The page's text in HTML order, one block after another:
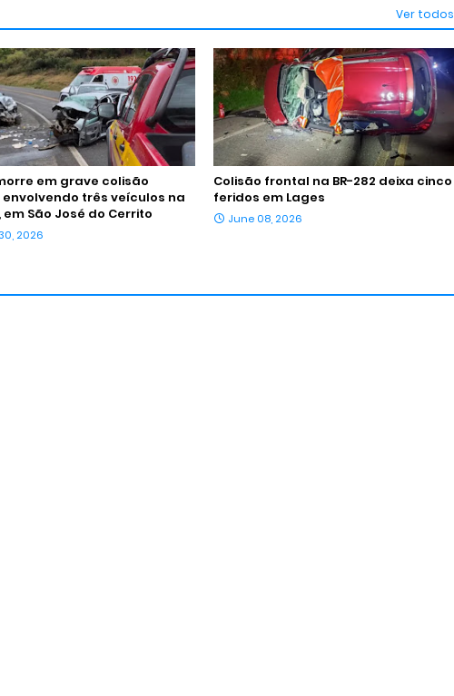
Ver todos
em grave colisão
três veículos na
em São José do Cerrito
2026
Colisão frontal na BR-282 deixa cinco
feridos em Lages
June 08, 2026